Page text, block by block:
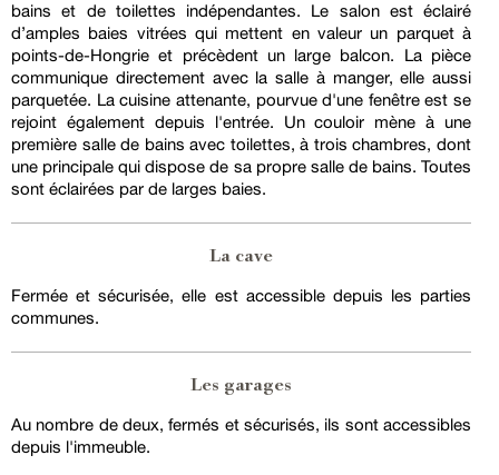
bains et de toilettes indépendantes. Le salon est éclairé
d’amples baies vitrées qui mettent en valeur un parquet à
points-de-Hongrie et précèdent un large balcon. La pièce
communique directement avec la salle à manger, elle aussi
parquetée. La cuisine attenante, pourvue d'une fenêtre est se
rejoint également depuis l'entrée. Un couloir mène à une
première salle de bains avec toilettes, à trois chambres, dont
une principale qui dispose de sa propre salle de bains. Toutes
sont éclairées par de larges baies.
La cave
Fermée et sécurisée, elle est accessible depuis les parties
communes.
Les garages
Au nombre de deux, fermés et sécurisés, ils sont accessibles
depuis l'immeuble.